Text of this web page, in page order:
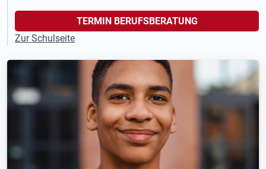
TERMIN BERUFSBERATUNG
Zur Schulseite